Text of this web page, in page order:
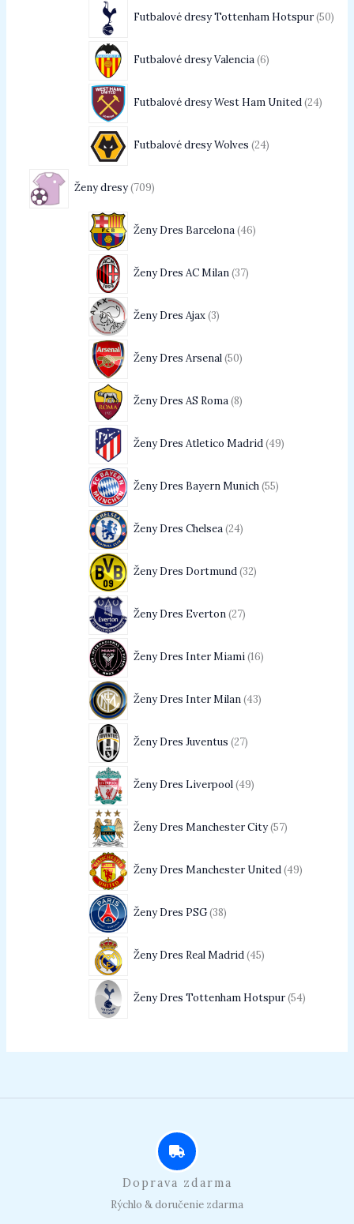
Futbalové dresy Tottenham Hotspur 50
Futbalové dresy Valencia 6
Futbalové dresy West Ham United 24
Futbalové dresy Wolves 24
Ženy dresy 709
Ženy Dres Barcelona 46
Ženy Dres AC Milan 37
Ženy Dres Ajax 3
Ženy Dres Arsenal 50
Ženy Dres AS Roma 8
Ženy Dres Atletico Madrid 49
Ženy Dres Bayern Munich 55
Ženy Dres Chelsea 24
Ženy Dres Dortmund 32
Ženy Dres Everton 27
Ženy Dres Inter Miami 16
Ženy Dres Inter Milan 43
Ženy Dres Juventus 27
Ženy Dres Liverpool 49
Ženy Dres Manchester City 57
Ženy Dres Manchester United 49
Ženy Dres PSG 38
Ženy Dres Real Madrid 45
Ženy Dres Tottenham Hotspur 54
Doprava zdarma
Rýchlo & doručenie zdarma